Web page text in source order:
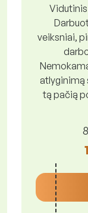
veiksniai,
atlyginimą
tą pačią